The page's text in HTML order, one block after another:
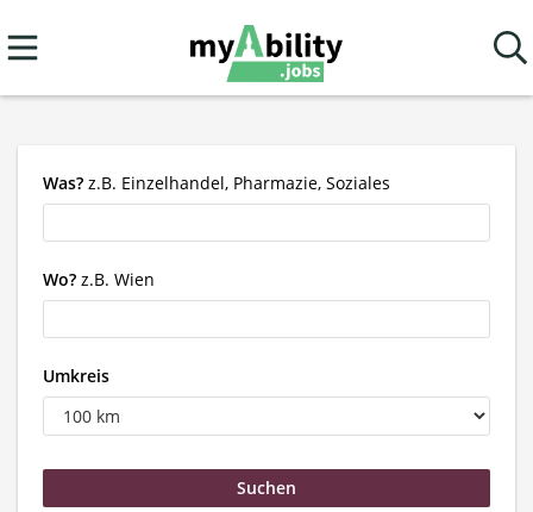
Was? z.B. Einzelhandel, Pharmazie, Soziales
Wo? z.B. Wien
Umkreis